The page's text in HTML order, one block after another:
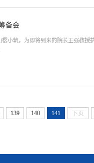
备会
小筑，为即将到来的院长王强教授
139 140 141 下页